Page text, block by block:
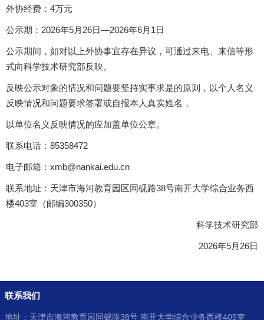
外协经费：4万元
公示期：2026年5月26日—2026年6月1日
公示期间，如对以上外协事宜存在异议，可通过来电、来信等形
式向科学技术研究部反映。
反映公示对象的情况和问题要坚持实事求是的原则，以个人名义
反映情况和问题要求签署或自报本人真实姓名，
以单位名义反映情况的应加盖单位公章。
联系电话：85358472
电子邮箱：xmb@nankai.edu.cn
联系地址：天津市海河教育园区同砚路38号南开大学综合业务西
楼403室（邮编300350）
科学技术研究部
2026年5月26日
联系我们
地址：天津市海河教育园同砚路38号 南开大学综合业务西楼405室